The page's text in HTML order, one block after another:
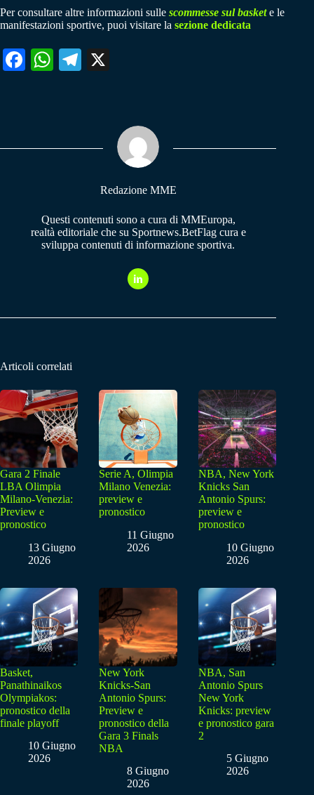
Per consultare altre informazioni sulle scommesse sul baskete le
manifestazioni sportive, puoi visitare la sezione dedicata
Fa W
pp
Te
m
Redazione MME
Questi contenuti sono a cura di MMEuropa,
realtà editoriale che su Sportnews.BetFlag cura e
sviluppa contenuti di informazione sportiva.
Articoli correlati
Gara 2 Finale
LBA Olimpia
Milano-Venezia:
Preview e
pronostico
13 Giugno
2026
Serie A, Olimpia
Milano Venezia:
preview e
pronostico
11 Giugno
2026
NBA, New York
Knicks San
Antonio Spurs:
preview e
pronostico
10 Giugno
2026
Basket,
Panathinaikos
Olympiakos:
pronostico della
finale playoff
10 Giugno
2026
New York
Knicks-San
Antonio Spurs:
Preview e
pronostico della
Gara 3 Finals
NBA
8 Giugno
2026
NBA, San
Antonio Spurs
New York
Knicks: preview
e pronostico gara
2
5 Giugno
2026